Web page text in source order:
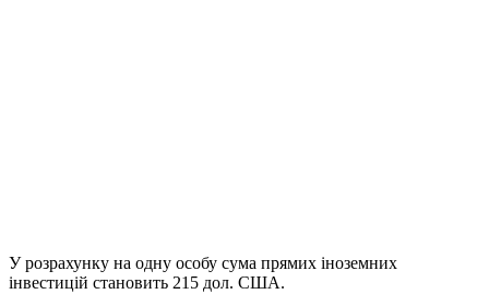
У розрахунку на одну особу сума прямих іноземних
інвестицій становить 215 дол. США.